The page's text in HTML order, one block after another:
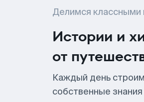
Делимся классными
Истории и
от
Каждый день
собственные